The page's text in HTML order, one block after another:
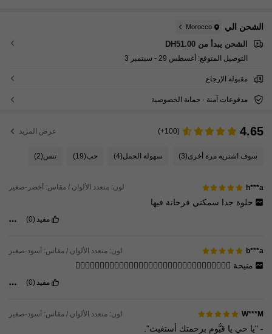
الشحن الي Morocco
الشحن يبدأ من DH51.00
التوصيل المتوقع: أغسطس 29 - سبتمبر 3
مقبولة الإرجاع
مدفوعات آمنة · حماية الخصوصية
4.65
(100+) عرض المزيد
سوف اشتريه مرة أخرى(3) سهولة الحمل(4) حب(19) تنس(2)
h***a لون: متعدد الألوان / مقاس: أخضر-صغير
حلوة جدا سمكتي فرحانة فيها
مفيد (0)
b***a لون: متعدد الألوان / مقاس: أسود-صغير
منيحة 👍🏻👍🏻👍🏻👍🏻👍🏻👍🏻👍🏻👍🏻👍🏻👍🏻👍🏻👍🏻👍🏻👍🏻👍🏻👍🏻
مفيد(0)
W***M لون: متعدد الألوان / مقاس: أسود-صغير
-"يا حي يا قيُّوم برحمتك أستغيث".